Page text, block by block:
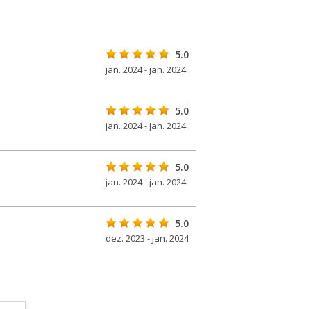
5.0
jan. 2024 - jan. 2024
5.0
jan. 2024 - jan. 2024
5.0
jan. 2024 - jan. 2024
5.0
dez. 2023 - jan. 2024